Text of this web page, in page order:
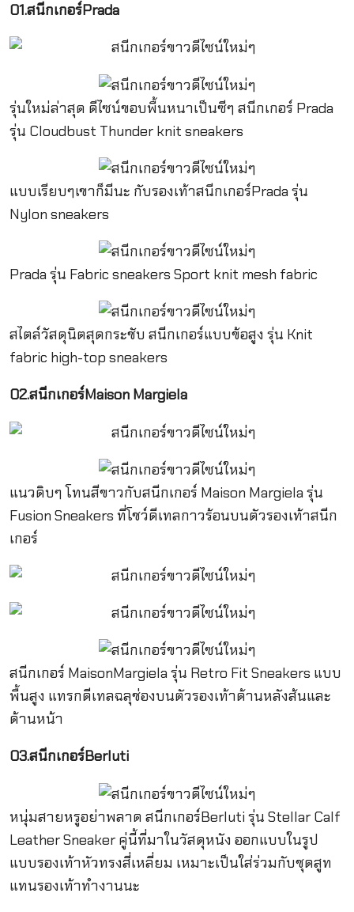
01.สนีกเกอร์Prada
รุ่นใหม่ล่าสุด ดีไซน์ขอบพื้นหนาเป็นซีๆ สนีกเกอร์ Prada
รุ่น Cloudbust Thunder knit sneakers
แบบเรียบๆเขาก็มีนะ กับรองเท้าสนีกเกอร์Prada รุ่น
Nylon sneakers
Prada รุ่น Fabric sneakers Sport knit mesh fabric
สไตล์วัสดุนิตสุดกระชับ สนีกเกอร์แบบข้อสูง รุ่น Knit
fabric high-top sneakers
02.สนีกเกอร์Maison Margiela
แนวดิบๆ โทนสีขาวกับสนีกเกอร์ Maison Margiela รุ่น
Fusion Sneakers ที่โชว์ดีเทลกาวร้อนบนตัวรองเท้าสนีก
เกอร์
สนีกเกอร์ MaisonMargiela รุ่น Retro Fit Sneakers แบบ
พื้นสูง แทรกดีเทลฉลุช่องบนตัวรองเท้าด้านหลังส้นและ
ด้านหน้า
03.สนีกเกอร์Berluti
หนุ่มสายหรูอย่าพลาด สนีกเกอร์Berluti รุ่น Stellar Calf
Leather Sneaker คู่นี้ที่มาในวัสดุหนัง ออกแบบในรูป
แบบรองเท้าหัวทรงสี่เหลี่ยม เหมาะเป็นใส่ร่วมกับชุดสูท
แทนรองเท้าทำงานนะ